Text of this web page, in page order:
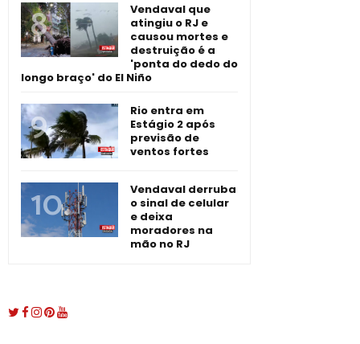
Vendaval que
atingiu o RJ e
causou mortes e
destruição é a
'ponta do dedo do
longo braço' do El Niño
Rio entra em
Estágio 2 após
previsão de
ventos fortes
Vendaval derruba
o sinal de celular
e deixa
moradores na
mão no RJ